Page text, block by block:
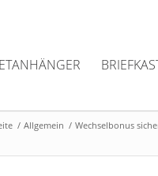
/ Allgemein / Wechselbonus